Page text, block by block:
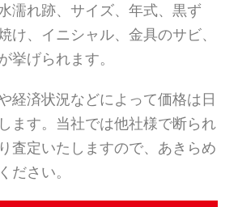
濡れ跡、サイズ、年式、黒ず
け、イニシャル、金具のサビ、
挙げられます。
経済状況などによって価格は日
ます。当社では他社様で断られ
査定いたしますので、あきらめ
ださい。